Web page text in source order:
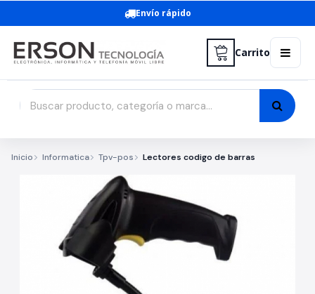
Envío rápido
Carrito
Inicio Informatica Tpv-pos Lectores codigo de barras